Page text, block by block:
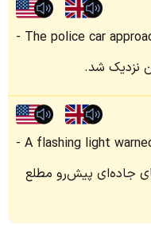
The police car
نزدیک شد.
A flashing light
جاده‌ای پیش‌رو مطلع